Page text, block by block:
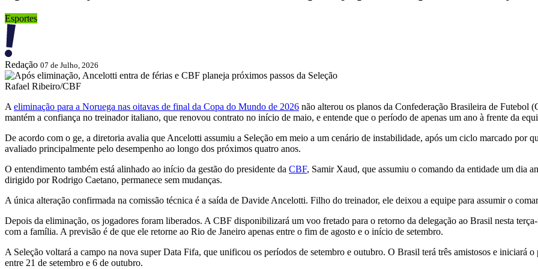
Esportes
Redação 07 de Julho, 2026
Rafael Ribeiro/CBF
A eliminação para a Noruega nas oitavas de final da Copa do Mundo de 2026 não alterou os planos da Confederação Brasileira de Futebol
mantém a confiança no treinador italiano, que renovou contrato no início de maio, e entende que o período de apenas um ano à frente da
De acordo com o ge, a diretoria avalia que Ancelotti assumiu a Seleção em meio a um cenário de instabilidade, após um ciclo marcado por
avaliado principalmente pelo desempenho ao longo dos próximos quatro anos.
O entendimento também está alinhado ao início da gestão do presidente da CBF, Samir Xaud, que assumiu o comando da entidade um dia
dirigido por Rodrigo Caetano, permanece sem mudanças.
A única alteração confirmada na comissão técnica é a saída de Davide Ancelotti. Filho do treinador, ele deixou a equipe para assumir o
Depois da eliminação, os jogadores foram liberados. A CBF disponibilizará um voo fretado para o retorno da delegação ao Brasil nesta
com a família. A previsão é de que ele retorne ao Rio de Janeiro apenas entre o fim de agosto e o início de setembro.
A Seleção voltará a campo na nova super Data Fifa, que unificou os períodos de setembro e outubro. O Brasil terá três amistosos e iniciará
entre 21 de setembro e 6 de outubro.